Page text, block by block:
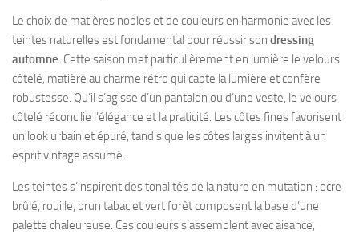
Le choix de matières nobles et de couleurs en harmonie avec les
teintes naturelles est fondamental pour réussir son dressing
automne. Cette saison met particulièrement en lumière le velours
côtelé, matière au charme rétro qui capte la lumière et confère
robustesse. Qu’il s’agisse d’un pantalon ou d’une veste, le velours
côtelé réconcilie l’élégance et la praticité. Les côtes fines favorisent
un look urbain et épuré, tandis que les côtes larges invitent à un
esprit vintage assumé.
Les teintes s’inspirent des tonalités de la nature en mutation : ocre
brûlé, rouille, brun tabac et vert forêt composent la base d’une
palette chaleureuse. Ces couleurs s’assemblent avec aisance,